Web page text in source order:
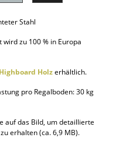
Stahl
wird zu 100 % in Europa
Holzerhältlich.
pro Regalboden: 30 kg
auf das Bild, um detaillierte
erhalten (ca. 6,9 MB).